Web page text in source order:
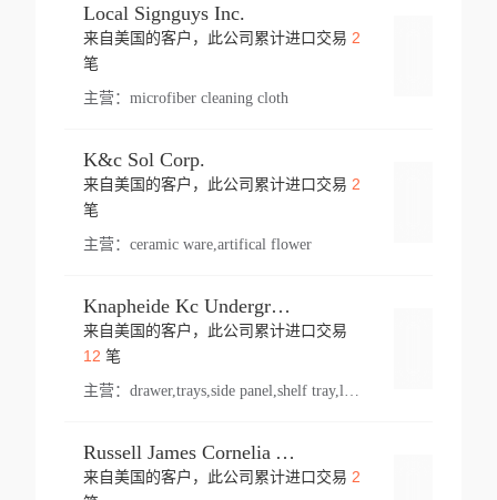
Local Signguys Inc.
来自美国的客户，此公司累计进口交易 2
笔
主营： microfiber cleaning cloth
K&c Sol Corp.
来自美国的客户，此公司累计进口交易 2
笔
主营： ceramic ware,artifical flower
Knapheide Kc Underground
来自美国的客户，此公司累计进口交易
12 笔
主营：
Russell James Cornelia Arlington Va
来自美国的客户，此公司累计进口交易 2